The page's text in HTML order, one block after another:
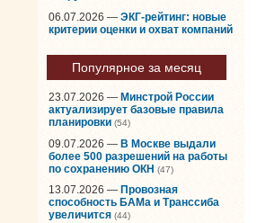
06.07.2026 — ЭКГ-рейтинг: новые
критерии оценки и охват компаний
Популярное за месяц
23.07.2026 — Минстрой России
актуализирует базовые правила
планировки (54)
09.07.2026 — В Москве выдали
более 500 разрешений на работы
по сохранению ОКН (47)
13.07.2026 — Провозная
способность БАМа и Транссиба
увеличится (44)